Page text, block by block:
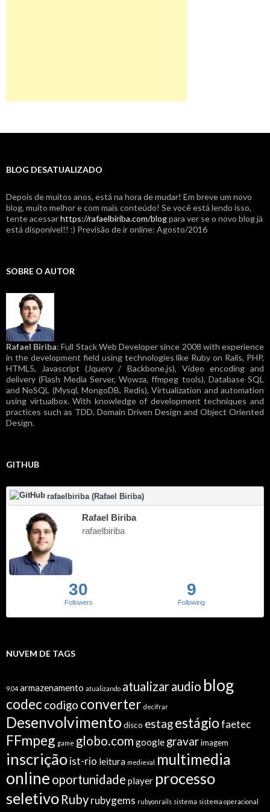
BLOG DESATUALIZADO
Depois de muitos anos, está na hora de mudar! Em breve um novo
blog, muito melhor e com mais conteúdo! Se você está lendo isso,
tente acessarhttps://rafaelbiriba.com/blogpara ver se o novo blog já
está disponível!! :) Previsão de ir online: Agosto/2016
SOBRE O AUTOR
Rafael Biriba: Full Stack Web Developer since 2008 with experience
in the development field using technologies like Ruby on Rails, PHP,
HTML5, Javascript (Jquery / Backbone.js), Video encoding and
delivery (Flash Media Server, Wowza, ffmpeg tools), Database SQL
and NoSQL (Mysql, MongoDB, Redis), Virtualization and automation
using virtualbox. With knowledge of development techniques and
practices such as TDD, Domain Driven Design and Object Oriented
Design.
GITHUB
rafaelbiriba (Rafael Biriba)
Rafael Biriba
rafaelbiriba
30
Followers
9
Following
NUVEM DE TAGS
9.04 armazenamento atualizando atualizaraudio blog
codeccodigo converter decifrar
Desenvolvimento disco estagestágiofaetec
FFmpeg game globo.com google gravarimagem
inscriçãoist-rio leitura medieval multimedia
online oportunidade player processo
seletivo Rubyrubygems rubyonrails sistema sistema operacional